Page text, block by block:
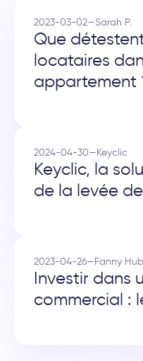
2023-03-02—Sarah P.
Que
locataires
appartement
2024-04-30—Keyclic
Keyclic, la
de la levée
2023-04-26—Fanny
Investir dans
commercial :